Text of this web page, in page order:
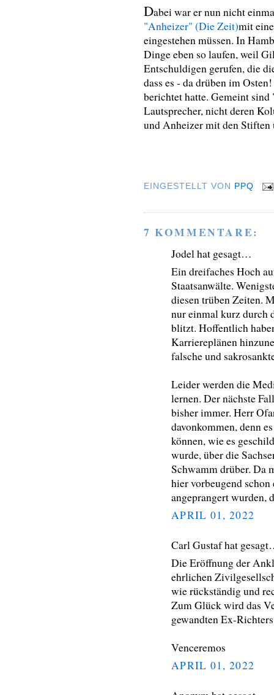
Dabei war er nun nicht
"Anheizer" (Die Zeit)mit
eingestehen müssen. In
Dinge eben so laufen, weil
Entschuldigen gerufen, die
dass es - da drüben im
berichtet hatte. Gemeint
Lautsprecher, nicht deren
und Anheizer mit den Stiften
EINGESTELLT VON PPQ
7 KOMMENTARE:
Jodel hat gesagt…
Ein dreifaches Hoch
Staatsanwälte.
diesen trüben Zeiten.
nur einmal kurz durch
blitzt. Hoffentlich
Karriereplänen
falsche und
Leider werden die
lernen. Der nächste
bisher immer. Herr
davonkommen, denn
können, wie es
wurde, über die
Schwamm drüber. Da
hier vorbeugend
angeprangert wurden,
APRIL 01, 2022
Carl Gustaf hat
Die Eröffnung der
ehrlichen
wie rückständig und
Zum Glück wird das
gewandten Ex-
Venceremos
APRIL 01, 2022